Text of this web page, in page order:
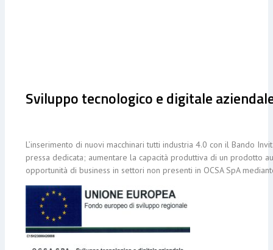
Sviluppo tecnologico e digitale
L’inserimento di nuovi macchinari tutti industria 4.0 con il Bando
pressa dedicata; aumentare la capacità produttiva di un prodotto
opportunità di business in settori non presenti in OCSA SpA